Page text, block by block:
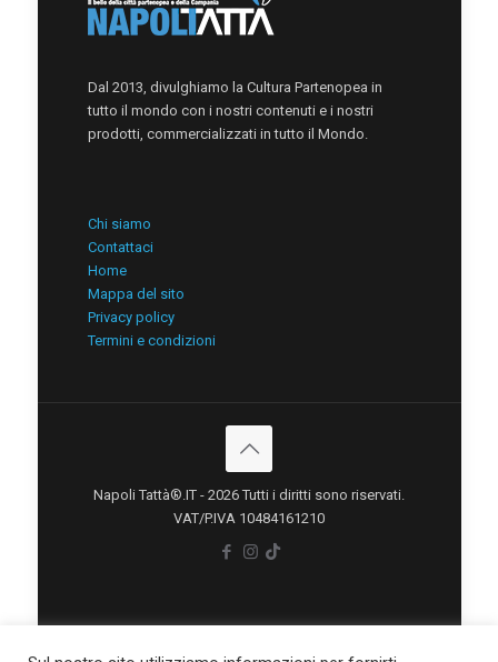
Dal 2013, divulghiamo la Cultura Partenopea in
tutto il mondo con i nostri contenuti e i nostri
prodotti, commercializzati in tutto il Mondo.
Chi siamo
Contattaci
Home
Mappa del sito
Privacy policy
Termini e condizioni
Napoli Tattà®.IT - 2026 Tutti i diritti sono riservati.
VAT/P.IVA 10484161210